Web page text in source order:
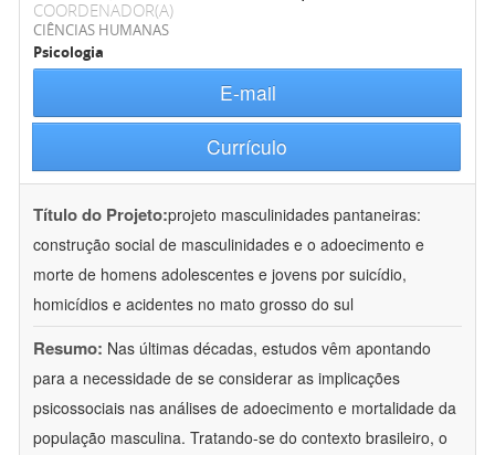
COORDENADOR(A)
CIÊNCIAS HUMANAS
Psicologia
E-mail
Currículo
Título do Projeto:projeto masculinidades pantaneiras:
construção social de masculinidades e o adoecimento e
morte de homens adolescentes e jovens por suicídio,
homicídios e acidentes no mato grosso do sul
Resumo: Nas últimas décadas, estudos vêm apontando
para a necessidade de se considerar as implicações
psicossociais nas análises de adoecimento e mortalidade da
população masculina. Tratando-se do contexto brasileiro, o